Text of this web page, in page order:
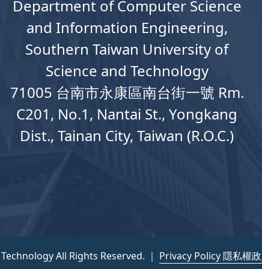
Department of Computer Science
and Information Engineering,
Southern Taiwan University of
Science and Technology
71005 台南市永康區南台街一號 Rm.
C201, No.1, Nantai St., Yongkang
Dist., Tainan City, Taiwan (R.O.C.)
All Rights Reserved. ｜ Privacy Policy 隱私權